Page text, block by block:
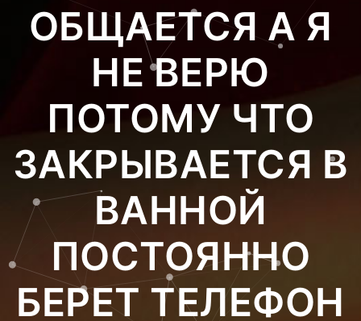
ОБЩАЕТСЯ А Я
НЕ ВЕРЮ
ПОТОМУ ЧТО
ЗАКРЫВАЕТСЯ В
ВАННОЙ
ПОСТОЯННО
БЕРЕТ ТЕЛЕФОН